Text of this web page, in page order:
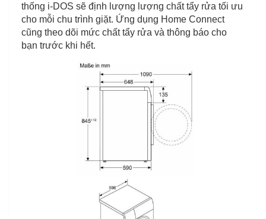
thống i-DOS sẽ định lượng lượng chất tẩy rửa tối ưu
cho mỗi chu trình giặt. Ứng dụng Home Connect
cũng theo dõi mức chất tẩy rửa và thông báo cho
bạn trước khi hết.